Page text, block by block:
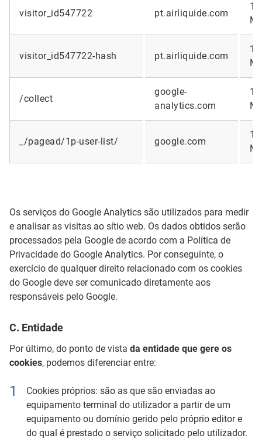
visitor_id547722 pt.airliquide.com
14
visitor_id547722-hash pt.airliquide.com
14
/collect
google-
analytics.com
14
_/pagead/1p-user-list/ google.com
14
Os serviços do Google Analytics são utilizados para medir
e analisar as visitas ao sítio web. Os dados obtidos serão
processados pela Google de acordo com a Política de
Privacidade do Google Analytics. Por conseguinte, o
exercício de qualquer direito relacionado com os cookies
do Google deve ser comunicado diretamente aos
responsáveis pelo Google.
C. Entidade
Por último, do ponto de vista da entidade que gere os
cookies, podemos diferenciar entre:
Cookies próprios: são as que são enviadas ao
equipamento terminal do utilizador a partir de um
equipamento ou domínio gerido pelo próprio editor e
do qual é prestado o serviço solicitado pelo utilizador.